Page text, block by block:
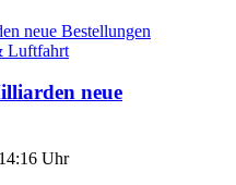
Luftfahrt
neue
Uhr